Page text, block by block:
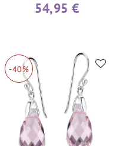
54,95 €
-40%